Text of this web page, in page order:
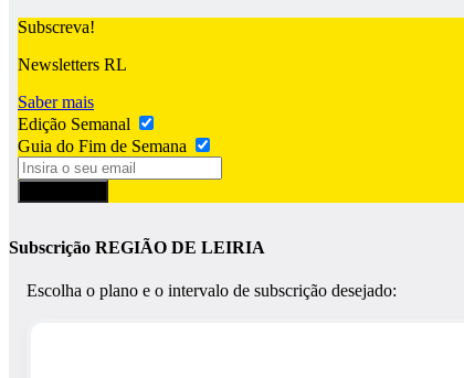
Subscreva!
Newsletters RL
Saber mais
Edição Semanal
Guia do Fim de Semana
Subscrição REGIÃO DE LEIRIA
Escolha o plano e o intervalo de subscrição desejado: